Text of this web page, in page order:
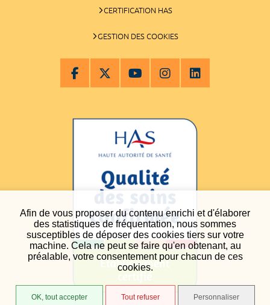
Afin de vous proposer du contenu enrichi et d'élaborer
des statistiques de fréquentation, nous sommes
susceptibles de déposer des cookies tiers sur votre
machine. Cela ne peut se faire qu'en obtenant, au
préalable, votre consentement pour chacun de ces
cookies.
OK, tout accepter Tout refuser Personnaliser
CERTIFICATION HAS
GESTION DES COOKIES